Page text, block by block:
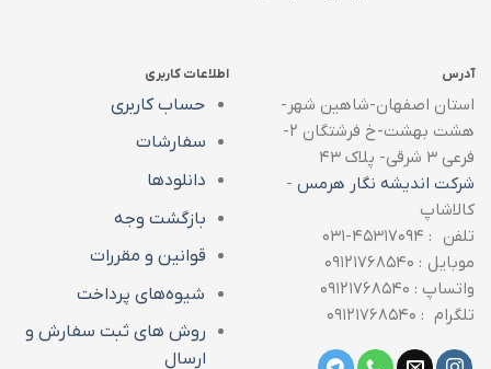
آدرس
استان اصفهان-شاهین شهر-
هشت بهشت-خ فرشتگان ۲-
فرعی ۳ شرقی- پلاک ۴۳
شرکت اندیشه نگار هرمس -
کالاشاپ
تلفن : ۴۵۳۱۷۰۹۴-۰۳۱
موبایل : ۰۹۱۲۱۷۶۸۵۴۰
واتساپ : ۰۹۱۲۱۷۶۸۵۴۰
تلگرام : ۰۹۱۲۱۷۶۸۵۴۰
اطلاعات کاربری
حساب کاربری
سفارشات
دانلودها
بازگشت وجه
قوانین و مقررات
شیوه‌های پرداخت
روش های ثبت سفارش و
ارسال